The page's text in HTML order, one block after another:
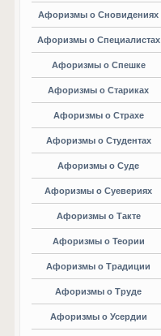
Афоризмы о Сновидениях
Афоризмы о Специалистах
Афоризмы о Спешке
Афоризмы о Стариках
Афоризмы о Страхе
Афоризмы о Студентах
Афоризмы о Суде
Афоризмы о Суевериях
Афоризмы о Такте
Афоризмы о Теории
Афоризмы о Традиции
Афоризмы о Труде
Афоризмы о Усердии